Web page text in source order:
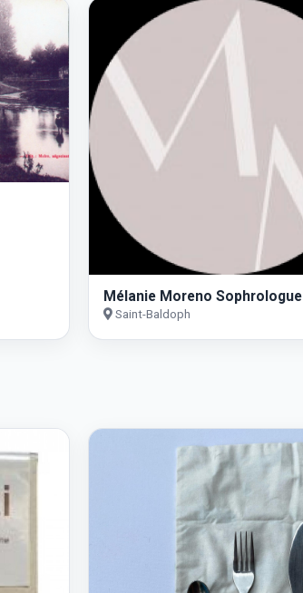
Mélanie Moreno Sophrologue
Saint-Baldoph